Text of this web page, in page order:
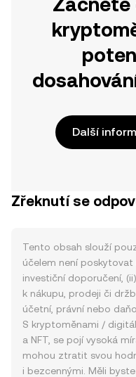
Další
Zřeknutí se
Tento obsah slouží
účelem není
investiční doporučení,
k nákupu, prodeji či
účetní, právní nebo
S kryptoměnami /
a NFT, se pojí vysoká
mohou ztratit svou
i bezcennými. Měli